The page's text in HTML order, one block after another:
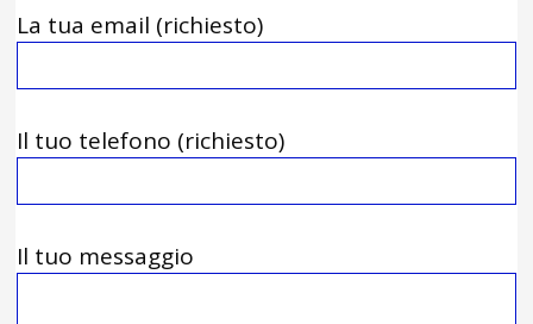
La tua email (richiesto)
Il tuo telefono (richiesto)
Il tuo messaggio